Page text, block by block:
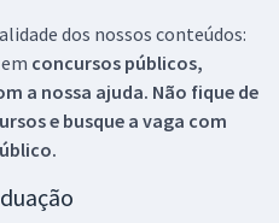
dos nossos conteúdos:
concursos públicos,
a nossa ajuda. Não fique de
e busque a vaga com